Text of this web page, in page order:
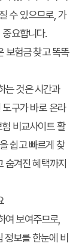
수 있으므로, 가
요합니다.
보험금 찾고 똑똑
는 것은 시간과
구가 바로 온라
비교사이트 활
쉽고 빠르게 찾
숨겨진 혜택까지
여 보여주므로,
보를 한눈에 비